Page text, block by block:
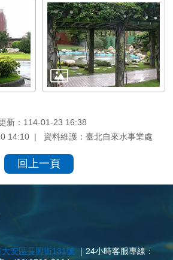
新：114-01-23 16:38
14:10
資料維護：臺北自來水事業處
回上一頁
安區長興街131號 ｜24小時客服專線：